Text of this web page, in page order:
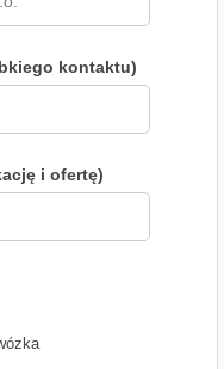
kontaktu)
i ofertę)